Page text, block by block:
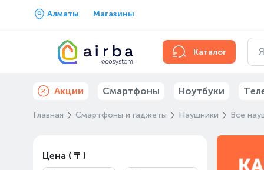
Алматы Магазины
Каталог
Акции Смартфоны Ноутбуки
Главная Смартфоны и гаджеты Наушники Все
Цена ( ₸ )